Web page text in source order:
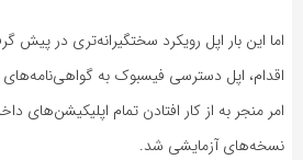
اما این بار اپل رویکرد سختگیرانه‌تری در
اقدام، اپل دسترسی فیسبوک به گواهی‌نامه‌های
نسخه‌های آزمایشی شد.